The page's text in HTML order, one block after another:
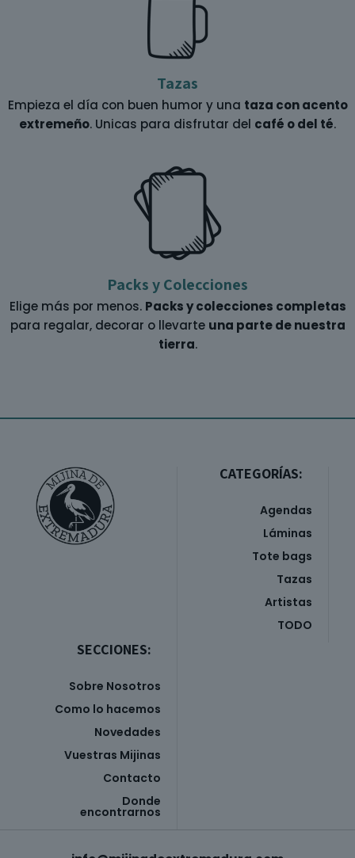
Tazas
Empieza el día con buen humor y una taza con acento
extremeño. Unicas para disfrutar del café o del té.
Packs y Colecciones
Elige más por menos. Packs y colecciones completas
para regalar, decorar o llevarte una parte de nuestra
tierra.
CATEGORÍAS:
Agendas
Láminas
Tote bags
Tazas
Artistas
TODO
SECCIONES:
Sobre Nosotros
Como lo hacemos
Novedades
Vuestras Mijinas
Contacto
Donde
encontrarnos